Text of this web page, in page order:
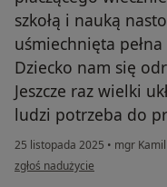
szkołą i nauką
uśmiechnięta
Dziecko nam się
Jeszcze raz wielki
ludzi potrzeba do
25 listopada 2025 • mgr
w opinii użytkownika Monika S
zgłoś nadużycie